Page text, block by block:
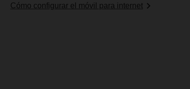
Cómo configurar el móvil para internet